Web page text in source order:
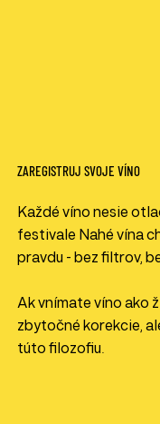
ZAREGISTRUJ SVOJE VÍNO
Každé víno nesie
festivale Nahé vína
pravdu - bez filtrov,
Ak vnímate víno ako
zbytočné korekcie,
túto filozofiu.